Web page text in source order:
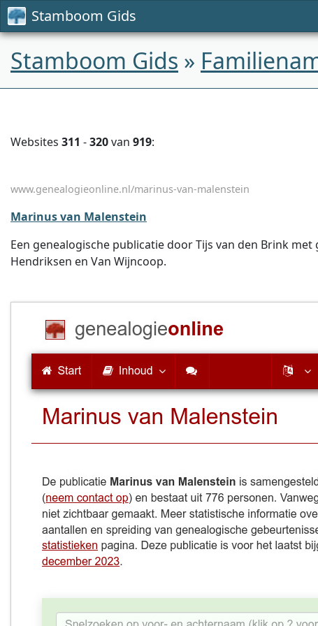
Stamboom Gids
Stamboom Gids »
Websites 311 -320van 919:
www.genealogieonline.nl/marinus-van-malenstein
Marinus van Malenstein
Een genealogische publicatie door Tijs van den Brink met
Hendriksen en Van Wijncoop.